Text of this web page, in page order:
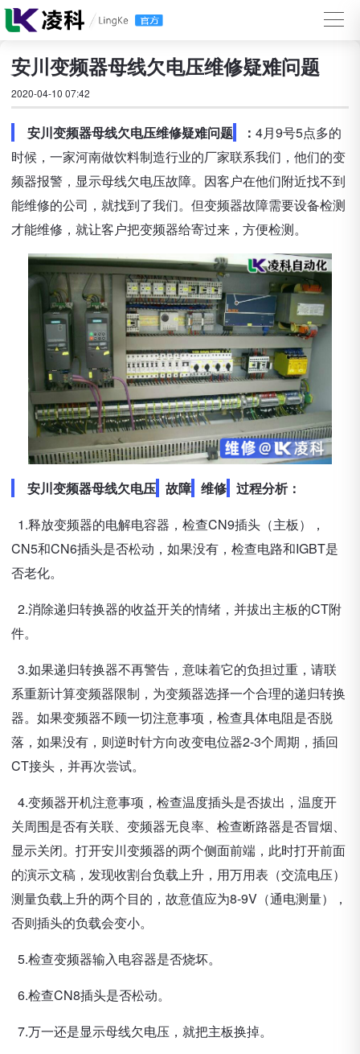
安川变频器母线欠电压维修疑难问题
2020-04-10 07:42
安川变频器母线欠电压维修疑难问题 ： 4月9号5点多的
时候，一家河南做饮料制造行业的厂家联系我们，他们的变
频器报警，显示母线欠电压故障。因客户在他们附近找不到
能维修的公司，就找到了我们。但变频器故障需要设备检测
才能维修，就让客户把变频器给寄过来，方便检测。
安川变频器母线欠电压 故障 维修 过程分析：
1.释放变频器的电解电容器，检查CN9插头（主板），
CN5和CN6插头是否松动，如果没有，检查电路和IGBT是
否老化。
2.消除递归转换器的收益开关的情绪，并拔出主板的CT附
件。
3.如果递归转换器不再警告，意味着它的负担过重，请联
系重新计算变频器限制，为变频器选择一个合理的递归转换
器。如果变频器不顾一切注意事项，检查具体电阻是否脱
落，如果没有，则逆时针方向改变电位器2-3个周期，插回
CT接头，并再次尝试。
4.变频器开机注意事项，检查温度插头是否拔出，温度开
关周围是否有关联、变频器无良率、检查断路器是否冒烟、
显示关闭。打开安川变频器的两个侧面前端，此时打开前面
的演示文稿，发现收割台负载上升，用万用表（交流电压）
测量负载上升的两个目的，故意值应为8-9V（通电测量），
否则插头的负载会变小。
5.检查变频器输入电容器是否烧坏。
6.检查CN8插头是否松动。
7.万一还是显示母线欠电压，就把主板换掉。